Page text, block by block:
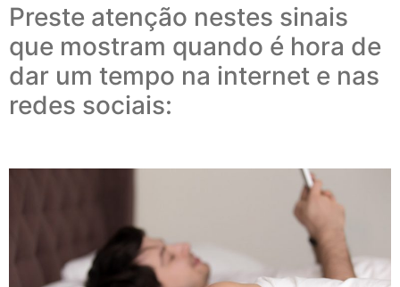
Preste atenção nestes sinais
que mostram quando é hora de
dar um tempo na internet e nas
redes sociais: